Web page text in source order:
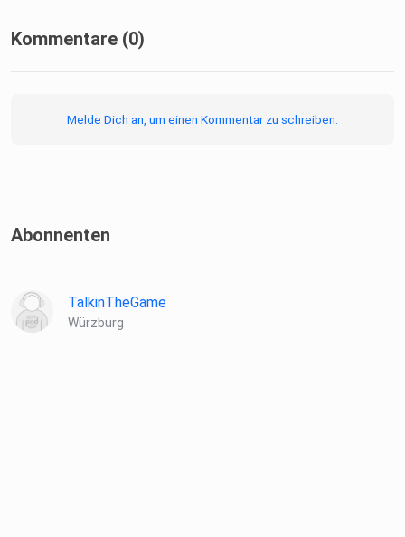
Kommentare (0)
Melde Dich an, um einen Kommentar zu schreiben.
Abonnenten
TalkinTheGame
Würzburg